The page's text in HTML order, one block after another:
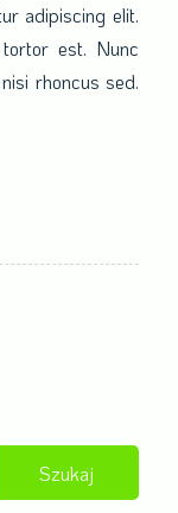
adipiscing elit.
est. Nunc
rhoncus sed.